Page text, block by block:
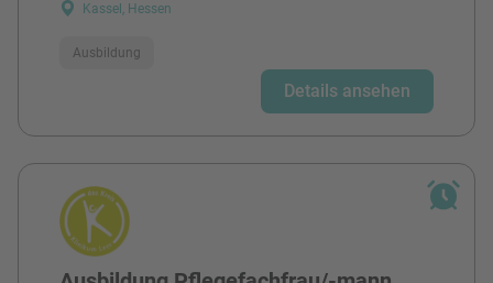
Kassel, Hessen
Ausbildung
Details ansehen